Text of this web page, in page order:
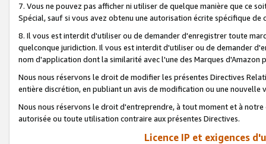
7. Vous ne pouvez pas afficher ni utiliser de quelque manière que ce
Spécial, sauf si vous avez obtenu une autorisation écrite spécifique de
8. Il vous est interdit d'utiliser ou de demander d'enregistrer toute
quelconque juridiction. Il vous est interdit d'utiliser ou de demander
nom d'application dont la similarité avec l'une des Marques
Nous nous réservons le droit de modifier les présentes Directives
entière discrétion, en publiant un avis de modification ou une nouvelle
Nous nous réservons le droit d'entreprendre, à tout moment et à
autorisée ou toute utilisation contraire aux présentes Directives.
Licence IP et exigences